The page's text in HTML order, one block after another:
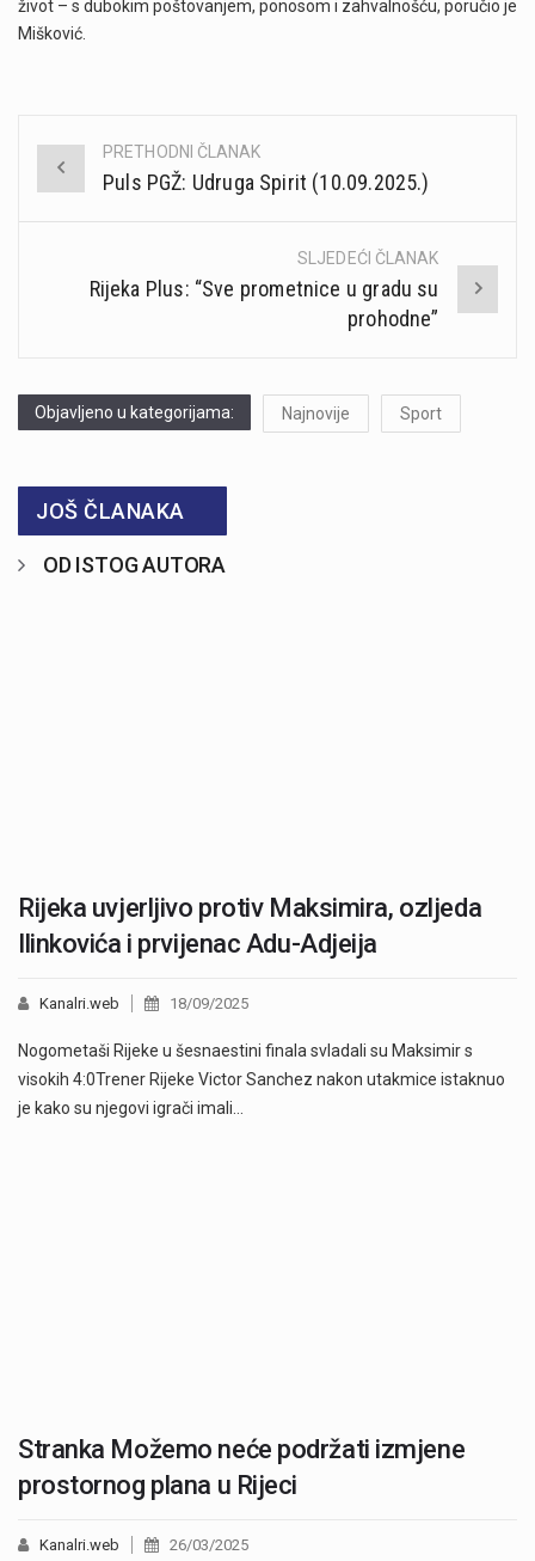
život – s dubokim poštovanjem, ponosom i zahvalnošću, poručio je
Mišković.
Post
PRETHODNI ČLANAK
Puls PGŽ: Udruga Spirit (10.09.2025.)
SLJEDEĆI ČLANAK
Rijeka Plus: “Sve prometnice u gradu su
prohodne”
Objavljeno u kategorijama: Najnovije Sport
JOŠ ČLANAKA
OD ISTOG AUTORA
Rijeka uvjerljivo protiv Maksimira, ozljeda
Ilinkovića i prvijenac Adu-Adjeija
Kanalri.web 18/09/2025
Nogometaši Rijeke u šesnaestini finala svladali su Maksimir s
visokih 4:0Trener Rijeke Victor Sanchez nakon utakmice istaknuo
je kako su njegovi igrači imali…
Stranka Možemo neće podržati izmjene
prostornog plana u Rijeci
Kanalri.web 26/03/2025